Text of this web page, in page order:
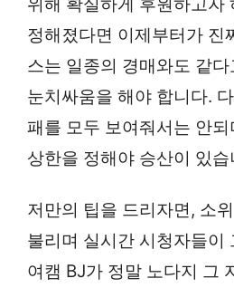
위해 확실하게 후원하고자
정해졌다면 이제부터가 진
스는 일종의 경매와도 같
눈치싸움을 해야 합니다.
패를 모두 보여줘서는 안
상한을 정해야 승산이 있습
저만의 팁을 드리자면, 소
불리며 실시간 시청자들이
여캠 BJ가 정말 노다지 그